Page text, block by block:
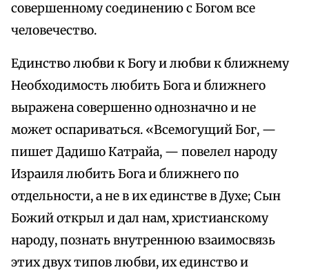
совершенному соединению с Богом все
человечество.
Единство любви к Богу и любви к ближнему
Необходимость любить Бога и ближнего
выражена совершенно однозначно и не
может оспариваться. «Всемогущий Бог, —
пишет Дадишо Катрайа, — повелел народу
Израиля любить Бога и ближнего по
отдельности, а не в их единстве в Духе; Сын
Божий открыл и дал нам, христианскому
народу, познать внутреннюю взаимосвязь
этих двух типов любви, их единство и